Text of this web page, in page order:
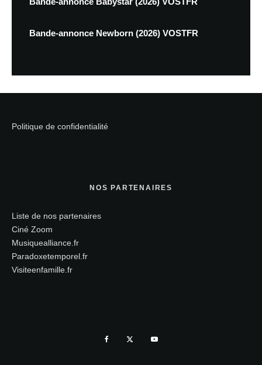
Bande-annonce Newborn (2026) VOSTFR
Politique de confidentialité
NOS PARTENAIRES
Liste de nos partenaires
Ciné Zoom
Musiquealliance.fr
Paradoxetemporel.fr
Visiteenfamille.fr